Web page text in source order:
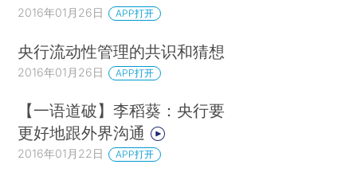
2016年01月26日 APP打开
央行流动性管理的共识和猜想
2016年01月26日 APP打开
【一语道破】李稻葵：央行要
更好地跟外界沟通
2016年01月22日 APP打开